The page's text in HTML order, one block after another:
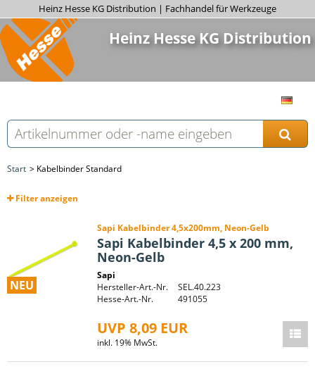
Heinz Hesse KG Distribution | Fachhandel für Werkzeuge
Heinz Hesse KG Distribution
Start Kabelbinder Standard
Filteranzeigen
NEU
Sapi Kabelbinder 4,5x200mm, Neon-Gelb
Sapi Kabelbinder 4,5 x 200 mm,
Neon-Gelb
Sapi
Hersteller-Art.-Nr.
SEL.40.223
Hesse-Art.-Nr.
491055
UVP 8,09 EUR
inkl. 19% MwSt.